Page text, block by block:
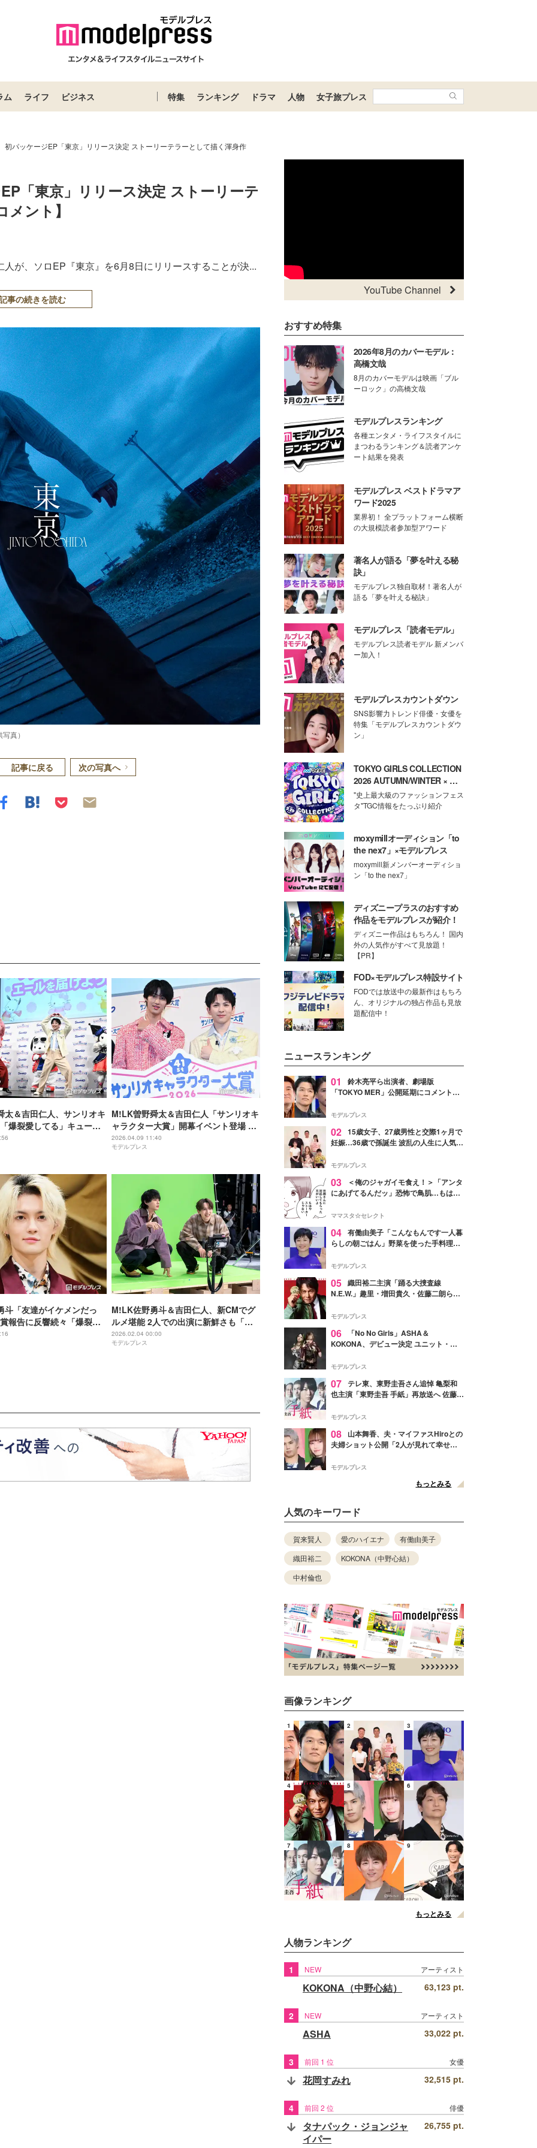
ム ライフ ビジネス 特集 ランキング ドラマ 人物 女子旅プレス
初パッケージEP「東京」リリース決定 ストーリーテラーとして描く渾身作
「東京」リリース決定 ストーリーテ
ント】
が、ソロEP『東京』を6月8日にリリースすることが決...
事の続きを読む
真）
記事に戻る 次の写真へ
太＆吉田仁人、サンリオキ
爆裂愛してる」キュート
露
M!LK曽野舜太＆吉田仁人「サンリオキ
ャラクター大賞」開幕イベント登場 推
しキャラと対面で悶絶
2026.04.09 11:40
モデルプレス
斗「友達がイケメンだっ
報告に反響続々「爆裂仲
ゃん」「呼び方が素敵」
M!LK佐野勇斗＆吉田仁人、新CMでグ
ルメ堪能 2人での出演に新鮮さも「親
族が紛れ込んでいる感覚」
2026.02.04 00:00
モデルプレス
YouTube Channel
おすすめ特集
2026年8月のカバーモデル：
高橋文哉
8月のカバーモデルは映画「ブル
ーロック」の高橋文哉
モデルプレスランキング
各種エンタメ・ライフスタイルに
まつわるランキング＆読者アンケ
ート結果を発表
モデルプレス ベストドラマア
ワード2025
業界初！ 全プラットフォーム横断
の大規模読者参加型アワード
著名人が語る「夢を叶える秘
訣」
モデルプレス独自取材！著名人が
語る「夢を叶える秘訣」
モデルプレス「読者モデル」
モデルプレス読者モデル 新メンバ
ー加入！
モデルプレスカウントダウン
SNS影響力トレンド俳優・女優を
特集「モデルプレスカウントダウ
ン」
TOKYO GIRLS COLLECTION
2026 AUTUMN/WINTER × モ
デルプレス
"史上最大級のファッションフェス
タ"TGC情報をたっぷり紹介
moxymillオーディション「to
the nex7」×モデルプレス
moxymill新メンバーオーディショ
ン「to the nex7」
ディズニープラスのおすすめ
作品をモデルプレスが紹介！
ディズニー作品はもちろん！ 国内
外の人気作がすべて見放題！
【PR】
FOD×モデルプレス特設サイト
FODでは放送中の最新作はもちろ
ん、オリジナルの独占作品も見放
題配信中！
ニュースランキング
01
鈴木亮平ら出演者、劇場版
「TOKYO MER」公開延期にコメント
最大の敬意とエールを」
モデルプレス
02 15歳女子、27歳男性と交際1ヶ月で
妊娠…36歳で孫誕生 波乱の人生に人気タ
よ！」
モデルプレス
03
＜俺のジャガイモ食え！＞「アンタ
にあげてるんだッ」恐怖で鳥肌…もはや
ママスタ☆セレクト
04 有働由美子「こんなもんです一人暮
らしの朝ごはん」野菜を使った手料理公
そう」と反響
モデルプレス
05 織田裕二主演「踊る大捜査線
N.E.W.」趣里・増田貴久・佐藤二朗ら新
徴する“謎のキーワード”も
モデルプレス
06
「No No Girls」ASHA＆
KOKONA、デビュー決定 ユニット・
リリースへ
モデルプレス
07 テレ東、東野圭吾さん追悼 亀梨和
也主演「東野圭吾 手紙」再放送へ 佐藤隆
モデルプレス
08
山本舞香、夫・マイファスHiroとの
夫婦ショット公開「2人が見れて幸せ」
モデルプレス
もっとみる
人気のキーワード
賀来賢人 愛のハイエナ
有働由美子
織田裕二
KOKONA（中野心結）
中村倫也
画像ランキング
1 2 3
4 5 6
7 8 9
もっとみる
人物ランキング
1 NEW アーティスト
KOKONA（中野心結） 63,123 pt.
2 NEW アーティスト
ASHA 33,022 pt.
3 前回 1 位 女優
花岡すみれ 32,515 pt.
4 前回 2 位 俳優
タナパック・ジョンジャ
イパー
26,755 pt.